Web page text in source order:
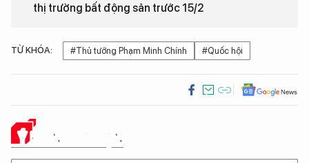
thị trường bất động sản trước 15/2
TỪ KHÓA: #Thủ tướng Phạm Minh Chính #Quốc hội
Ý KIẾN CỦA BẠN